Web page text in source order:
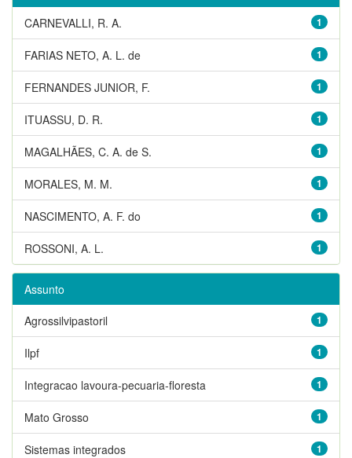
1
CARNEVALLI, R. A.
1
FARIAS NETO, A. L. de
1
FERNANDES JUNIOR, F.
1
ITUASSU, D. R.
1
MAGALHÃES, C. A. de S.
1
MORALES, M. M.
1
NASCIMENTO, A. F. do
1
ROSSONI, A. L.
Assunto
1
Agrossilvipastoril
1
Ilpf
1
Integracao lavoura-pecuaria-floresta
1
Mato Grosso
1
Sistemas integrados